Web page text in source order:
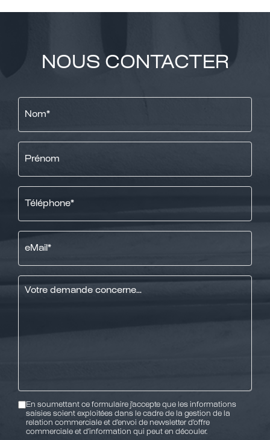
NOUS CONTACTER
Nom
Prénom
Téléphone
eMail
Message
RGPD
En soumettant ce formulaire j’accepte que les informations
saisies soient exploitées dans le cadre de la gestion de la
relation commerciale et d’envoi de newsletter d’offre
commerciale et d’information qui peut en découler.